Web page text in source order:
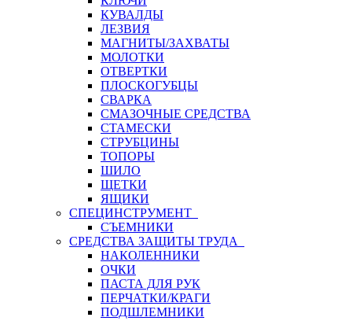
КУВАЛДЫ
ЛЕЗВИЯ
МАГНИТЫ/ЗАХВАТЫ
МОЛОТКИ
ОТВЕРТКИ
ПЛОСКОГУБЦЫ
СВАРКА
СМАЗОЧНЫЕ СРЕДСТВА
СТАМЕСКИ
СТРУБЦИНЫ
ТОПОРЫ
ШИЛО
ЩЕТКИ
ЯЩИКИ
СПЕЦИНСТРУМЕНТ
СЪЕМНИКИ
СРЕДСТВА ЗАЩИТЫ ТРУДА
НАКОЛЕННИКИ
ОЧКИ
ПАСТА ДЛЯ РУК
ПЕРЧАТКИ/КРАГИ
ПОДШЛЕМНИКИ